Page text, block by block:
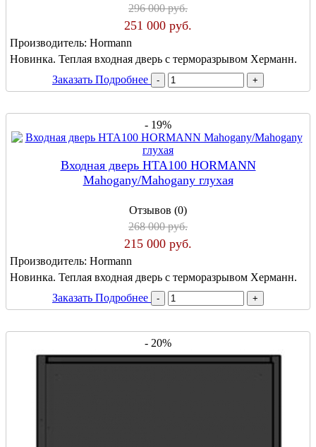
296 000 руб.
251 000 руб.
Производитель: Hormann
Новинка. Теплая входная дверь с терморазрывом Херманн.
Заказать Подробнее
- 19%
Входная дверь HTA100 HORMANN
Mahogany/Mahogany глухая
Отзывов (0)
268 000 руб.
215 000 руб.
Производитель: Hormann
Новинка. Теплая входная дверь с терморазрывом Херманн.
Заказать Подробнее
- 20%